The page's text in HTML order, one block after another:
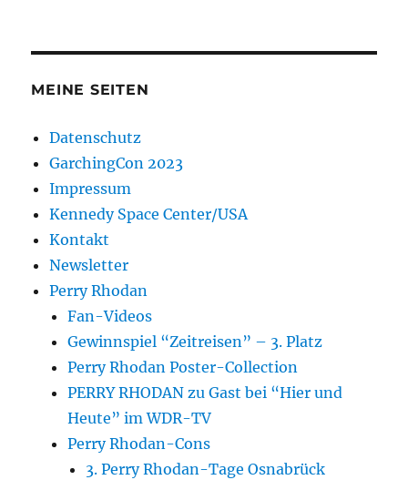
MEINE SEITEN
Datenschutz
GarchingCon 2023
Impressum
Kennedy Space Center/USA
Kontakt
Newsletter
Perry Rhodan
Fan-Videos
Gewinnspiel “Zeitreisen” – 3. Platz
Perry Rhodan Poster-Collection
PERRY RHODAN zu Gast bei “Hier und
Heute” im WDR-TV
Perry Rhodan-Cons
3. Perry Rhodan-Tage Osnabrück